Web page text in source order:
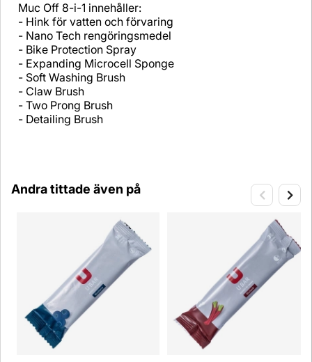
Muc Off 8-i-1 innehåller:
- Hink för vatten och förvaring
- Nano Tech rengöringsmedel
- Bike Protection Spray
- Expanding Microcell Sponge
- Soft Washing Brush
- Claw Brush
- Two Prong Brush
- Detailing Brush
Andra tittade även på